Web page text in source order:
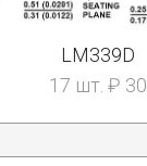
LM339D
17 шт. ₽ 30